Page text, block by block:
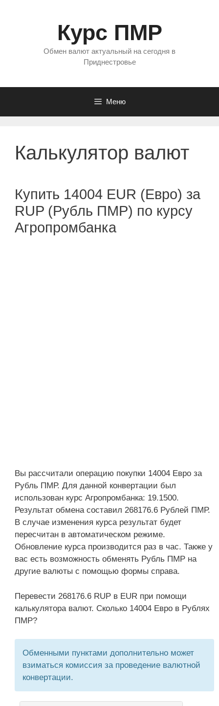
Курс ПМР
Обмен валют актуальный на сегодня в
Приднестровье
Меню
Калькулятор валют
Купить 14004 EUR (Евро) за
RUP (Рубль ПМР) по курсу
Агропромбанка
Вы рассчитали операцию покупки 14004 Евро за
Рубль ПМР. Для данной конвертации был
использован курс Агропромбанка: 19.1500.
Результат обмена составил 268176.6 Рублей ПМР.
В случае изменения курса результат будет
пересчитан в автоматическом режиме.
Обновление курса производится раз в час. Также у
вас есть возможность обменять Рубль ПМР на
другие валюты с помощью формы справа.
Перевести 268176.6 RUP в EUR при помощи
калькулятора валют. Сколько 14004 Евро в Рублях
ПМР?
Обменными пунктами дополнительно может
взиматься комиссия за проведение валютной
конвертации.